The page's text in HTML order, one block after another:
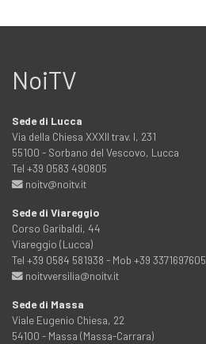
NoiTV
Sede di Lucca
Via della Chiesa XXXII trav. I, 231
55100 - Sorbano del Vescovo, Lucca
Tel +39 0583 490805
noitv@noitv.it
Sede di Viareggio
Corso Garibaldi, 44
Viareggio (Lucca)
Tel +39 0584 581938 - Mob +39 3371697605
noitvversilia@noitv.it
Sede di Massa
Viale Eugenio Chiesa, 22
54100 - Massa (Massa-Carrara)